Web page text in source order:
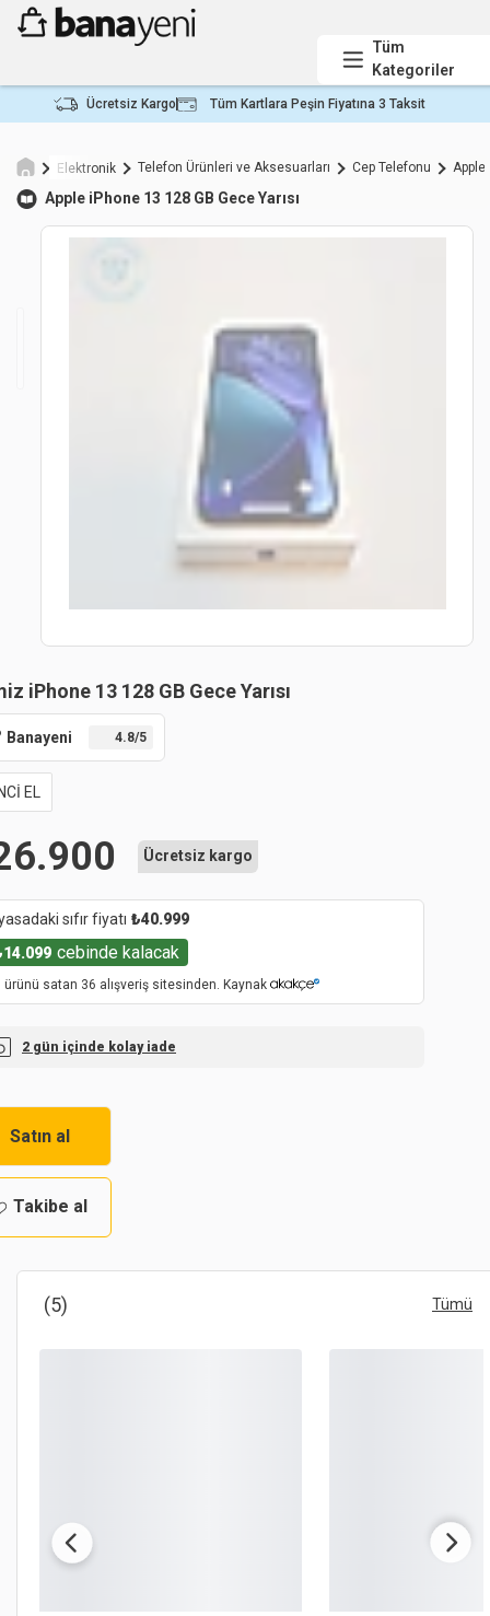
Tüm
Kategoriler
Ücretsiz Kargo Tüm Kartlara Peşin Fiyatına 3 Taksit
Elektronik Telefon Ürünleri ve Aksesuarları Cep Telefonu Apple
Apple iPhone 13 128 GB Gece Yarısı
iPhone 13 128 GB Gece Yarısı
Banayeni 4.8/5
EL
Ücretsiz kargo
sıfır fiyatı ₺40.999
14.099 cebinde kalacak
ürünü satan 36 alışveriş sitesinden. Kaynak
2 gün içinde kolay iade
Satın al
Takibe al
(5) Tümü